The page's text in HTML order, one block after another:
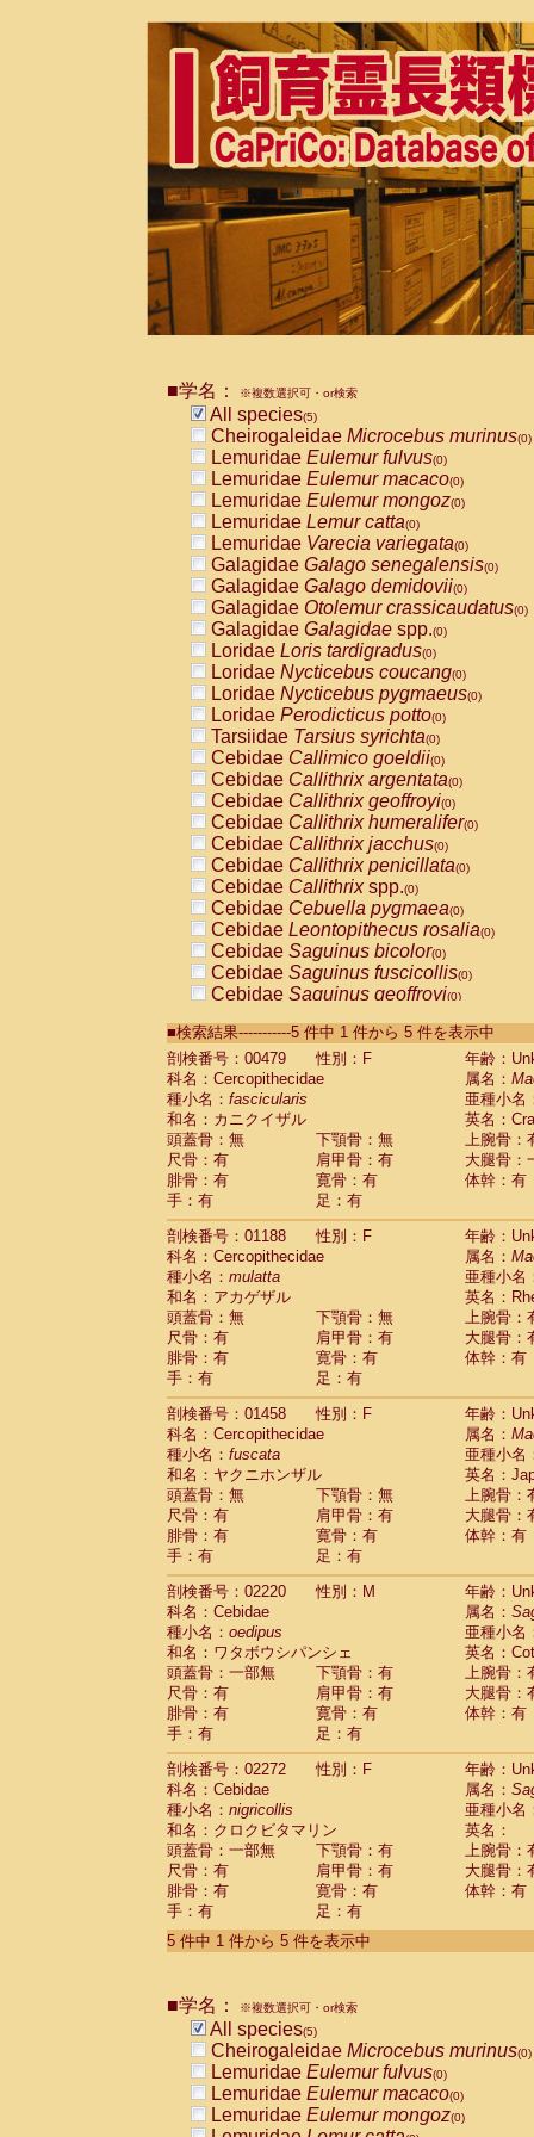
■学名： ※複数選択可・or検索
All species(5)
Cheirogaleidae Microcebus murinus(0)
Lemuridae Eulemur fulvus(0)
Lemuridae Eulemur macaco(0)
Lemuridae Eulemur mongoz(0)
Lemuridae Lemur catta(0)
Lemuridae Varecia variegata(0)
Galagidae Galago senegalensis(0)
Galagidae Galago demidovii(0)
Galagidae Otolemur crassicaudatus(0)
Galagidae Galagidae spp.(0)
Loridae Loris tardigradus(0)
Loridae Nycticebus coucang(0)
Loridae Nycticebus pygmaeus(0)
Loridae Perodicticus potto(0)
Tarsiidae Tarsius syrichta(0)
Cebidae Callimico goeldii(0)
Cebidae Callithrix argentata(0)
Cebidae Callithrix geoffroyi(0)
Cebidae Callithrix humeralifer(0)
Cebidae Callithrix jacchus(0)
Cebidae Callithrix penicillata(0)
Cebidae Callithrixspp.(0)
Cebidae Cebuella pygmaea(0)
Cebidae Leontopithecus rosalia(0)
Cebidae Saguinus bicolor(0)
Cebidae Saguinus fuscicollis(0)
Cebidae Saguinus geoffroyi(0)
CebidaeSaguinus labiatus(0)
Cebidae Saguinus leucopus (0)
CebidaeSaguinus midas
CebidaeSaguinus mystax
CebidaeSaguinus nigricollis (1)
Cebidae Saguinus oedipus
Cebidae Saguinus weddelli
Cebidae Saguinusspp.
Cebidae Aotus trivirgatus
Cebidae Cebus albifrons
CebidaeCebus apella
Cebidae
CebidaeCebus nigrivittatus
Cebidae Cebusspp.(0)
Cebidae Saimiri boliviensis
Cebidae Saimiri sciureus
Atelidae Alouatta caraya
AtelidaeAlouatta fusca
AtelidaeAlouatta seniculus
AtelidaeAlouatta
Atelidae Ateles belzebuth
Atelidae Ateles geoffroyi
Atelidae Ateles paniscus
Atelidae Atelesspp.
Atelidae Lagothrix lagothricha
AtelidaeLagothrix lagothricha cana(0)
Pitheciidae
Cacajao calvus
Pitheciidae
Callicebus cupreus(0)
Pitheciidae Callicebus donacophilus(0)
PitheciidaeCallicebus moloch(0)
Pitheciidae Callicebus torquatus(0)
Pitheciidae Callicebus
Pitheciidae Chiropotes satanas
Pitheciidae Pithecia monachus
Pitheciidae Pithecia pithecia (0)
Cercopithecidae Cercocebus agilis (0)
Cercopithecidae
Cercocebus
Cercopithecidae
Cercocebus
CercopithecidaeCercocebus
CercopithecidaeCercocebus
CercopithecidaeCercocebus hybrid(0)
CercopithecidaeCercocebus
CercopithecidaeLophocebus
CercopithecidaePapio hamadryas
Cercopithecidae
CercopithecidaePapiospp. (0)
CercopithecidaeMandrillus
CercopithecidaeMandrillus sphinx
CercopithecidaeTheropithecus
CercopithecidaeMacaca arctoides
■検索結果-----------5 件中 1 件から 5 件を表示中
剖検番号：00479
性別：F
年齢：
科名：Cercopithecidae
属名：
種小名： fascicularis
亜種小名
和名：カニクイザル
英名：
頭蓋骨：無
下顎骨：無
上腕骨：
尺骨：有
肩甲骨：有
大腿骨：
腓骨：有
寛骨：有
体幹：有
手：有
足：有
剖検番号：01188
性別：F
年齢：
科名：Cercopithecidae
属名：
種小名： mulatta
亜種小名
和名：アカゲザル
英名：
頭蓋骨：無
下顎骨：無
上腕骨：
尺骨：有
肩甲骨：有
大腿骨：
腓骨：有
寛骨：有
体幹：有
手：有
足：有
剖検番号：01458
性別：F
年齢：
科名：Cercopithecidae
属名：
種小名： fuscata
亜種小名
和名：ヤクニホンザル
英名：
頭蓋骨：無
下顎骨：無
上腕骨：
尺骨：有
肩甲骨：有
大腿骨：
腓骨：有
寛骨：有
体幹：有
手：有
足：有
剖検番号：02220
性別：M
年齢：
科名：Cebidae
属名：
種小名： oedipus
亜種小名
和名：ワタボウシパンシェ
英名：
頭蓋骨：一部無
下顎骨：有
上腕骨：
尺骨：有
肩甲骨：有
大腿骨：
腓骨：有
寛骨：有
体幹：有
手：有
足：有
剖検番号：02272
性別：F
年齢：
科名：Cebidae
属名：
種小名： nigricollis
亜種小名
和名：クロクビタマリン
英名：
頭蓋骨：一部無
下顎骨：有
上腕骨：
尺骨：有
肩甲骨：有
大腿骨：
腓骨：有
寛骨：有
体幹：有
手：有
足：有
5 件中 1 件から 5 件を表示中
■学名： ※複数選択可・or検索
All species(5)
Cheirogaleidae Microcebus murinus(0)
Lemuridae Eulemur fulvus(0)
Lemuridae Eulemur macaco(0)
Lemuridae Eulemur mongoz(0)